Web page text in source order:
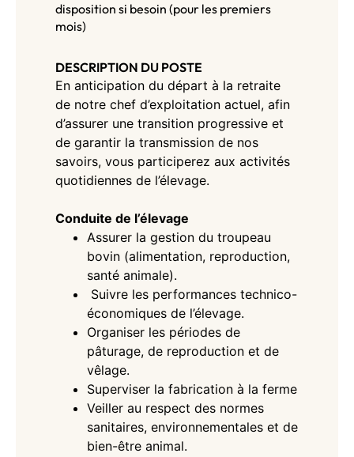
disposition si besoin (pour les premiers
mois)
DESCRIPTION DU POSTE
En anticipation du départ à la retraite
de notre chef d’exploitation actuel, afin
d’assurer une transition progressive et
de garantir la transmission de nos
savoirs, vous participerez aux activités
quotidiennes de l’élevage.
Conduite de l’élevage
Assurer la gestion du troupeau
bovin (alimentation, reproduction,
santé animale).
Suivre les performances technico-
économiques de l’élevage.
Organiser les périodes de
pâturage, de reproduction et de
vêlage.
Superviser la fabrication à la ferme
Veiller au respect des normes
sanitaires, environnementales et de
bien-être animal.